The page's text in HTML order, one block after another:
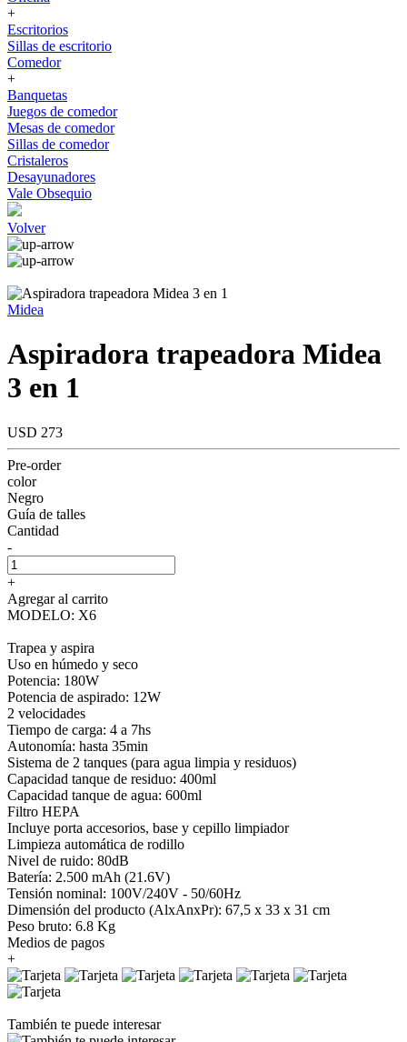
+
Escritorios
Sillas de escritorio
Comedor
+
Banquetas
Juegos de comedor
Mesas de comedor
Sillas de comedor
Cristaleros
Desayunadores
Vale Obsequio
Volver
Midea
Aspiradora trapeadora Midea
3 en 1
USD 273
Pre-order
color
Negro
Guía de talles
Cantidad
-
+
Agregar al carrito
MODELO: X6
Trapea y aspira
Uso en húmedo y seco
Potencia: 180W
Potencia de aspirado: 12W
2 velocidades
Tiempo de carga: 4 a 7hs
Autonomía: hasta 35min
Sistema de 2 tanques (para agua limpia y residuos)
Capacidad tanque de residuo: 400ml
Capacidad tanque de agua: 600ml
Filtro HEPA
Incluye porta accesorios, base y cepillo limpiador
Limpieza automática de rodillo
Nivel de ruido: 80dB
Batería: 2.500 mAh (21.6V)
Tensión nominal: 100V/240V - 50/60Hz
Dimensión del producto (AlxAnxPr): 67,5 x 33 x 31 cm
Peso bruto: 6.8 Kg
Medios de pagos
+
También te puede interesar